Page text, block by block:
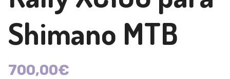
Shimano MTB
700,00€